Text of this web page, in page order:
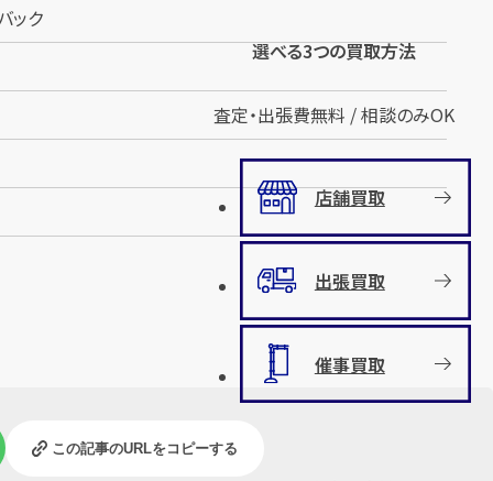
ック
この記事のURLをコピーする
選べる3つの買取方法
査定・出張費無料 / 相談のみOK
店舗買取
出張買取
催事買取